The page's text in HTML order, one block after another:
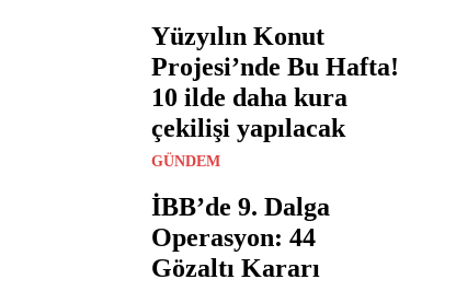
Yüzyılın Konut
Projesi’nde Bu Hafta!
10 ilde daha kura
çekilişi yapılacak
GÜNDEM
İBB’de 9. Dalga
Operasyon: 44
Gözaltı Kararı